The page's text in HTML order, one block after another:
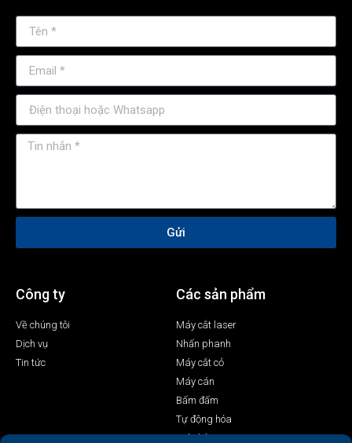
Gửi
Công ty
Về chúng tôi
Dịch vụ
Tin tức
Các sản phẩm
Máy cắt laser
Nhấn phanh
Máy cắt cỏ
Máy cán
Bấm đấm
Tự động hóa
Máy hàn Laser